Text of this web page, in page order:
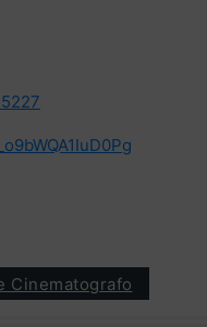
Cinematografo